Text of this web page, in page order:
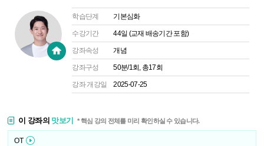
학습단계 기본심화
수강기간 44일 (교재 배송기간 포함)
강좌속성 개념
강좌구성 50분/1회, 총17회
강좌 개강일 2025-07-25
이 강좌의 맛보기 * 핵심 강의 전체를 미리 확인하실 수 있습니다.
OT